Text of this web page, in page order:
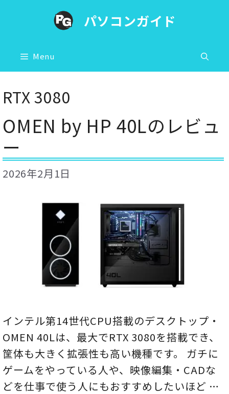
ツ
へ
ス
キ
プ
パソコンガイド
Menu
RTX 3080
OMEN by HP 40Lのレビュ
ー
2026年2月1日
インテル第14世代CPU搭載のデスクトップ・
OMEN 40Lは、最大でRTX 3080を搭載でき、
筐体も大きく拡張性も高い機種です。 ガチに
ゲームをやっている人や、映像編集・CADな
どを仕事で使う人にもおすすめしたいほど …